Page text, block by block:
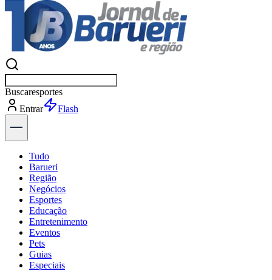
Buscarpolítica
Entrar
Explorar
Tudo
Barueri
Região
Negócios
Esportes
Educação
Entretenimento
Eventos
Pets
Guias
Especiais